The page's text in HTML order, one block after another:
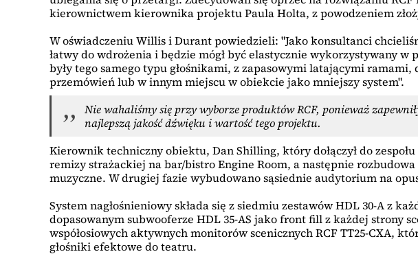
kierownictwem kierownika projektu Paula Holta, z powodzeniem
W oświadczeniu Willis i Durant powiedzieli: "Jako konsultanci
łatwy do wdrożenia i będzie mógł być elastycznie wykorzystywany
były tego samego typu głośnikami, z zapasowymi latającymi
przemówień lub w innym miejscu w obiekcie jako mniejszy system".
Nie wahaliśmy się przy wyborze produktów RCF, ponieważ
najlepszą jakość dźwięku i wartość tego projektu.
Kierownik techniczny obiektu, Dan Shilling, który dołączył do
remizy strażackiej na bar/bistro Engine Room, a następnie
muzyczne. W drugiej fazie wybudowano sąsiednie audytorium na
System nagłośnieniowy składa się z siedmiu zestawów HDL 30-A z
dopasowanym subwooferze HDL 35-AS jako front fill z każdej strony
współosiowych aktywnych monitorów scenicznych RCF TT25-CXA,
głośniki efektowe do teatru.